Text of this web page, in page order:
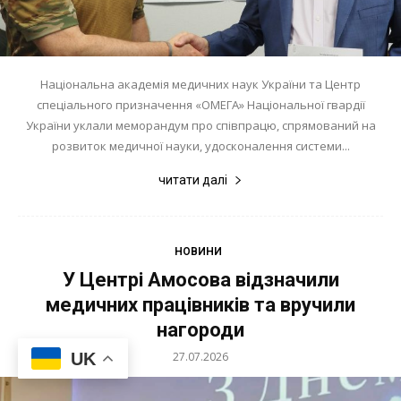
Національна академія медичних наук України та Центр
спеціального призначення «ОМЕГА» Національної гвардії
України уклали меморандум про співпрацю, спрямований на
розвиток медичної науки, удосконалення системи...
читати далі
НОВИНИ
У Центрі Амосова відзначили
медичних працівників та вручили
нагороди
27.07.2026
UK